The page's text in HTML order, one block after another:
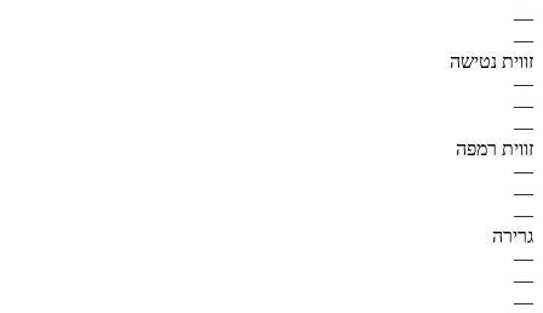
—
—
זווית נטישה
—
—
—
זווית רמפה
—
—
—
גרירה
—
—
—